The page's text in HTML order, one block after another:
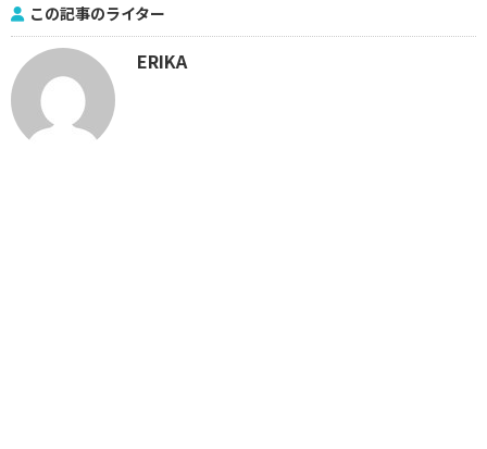
この記事のライター
ERIKA